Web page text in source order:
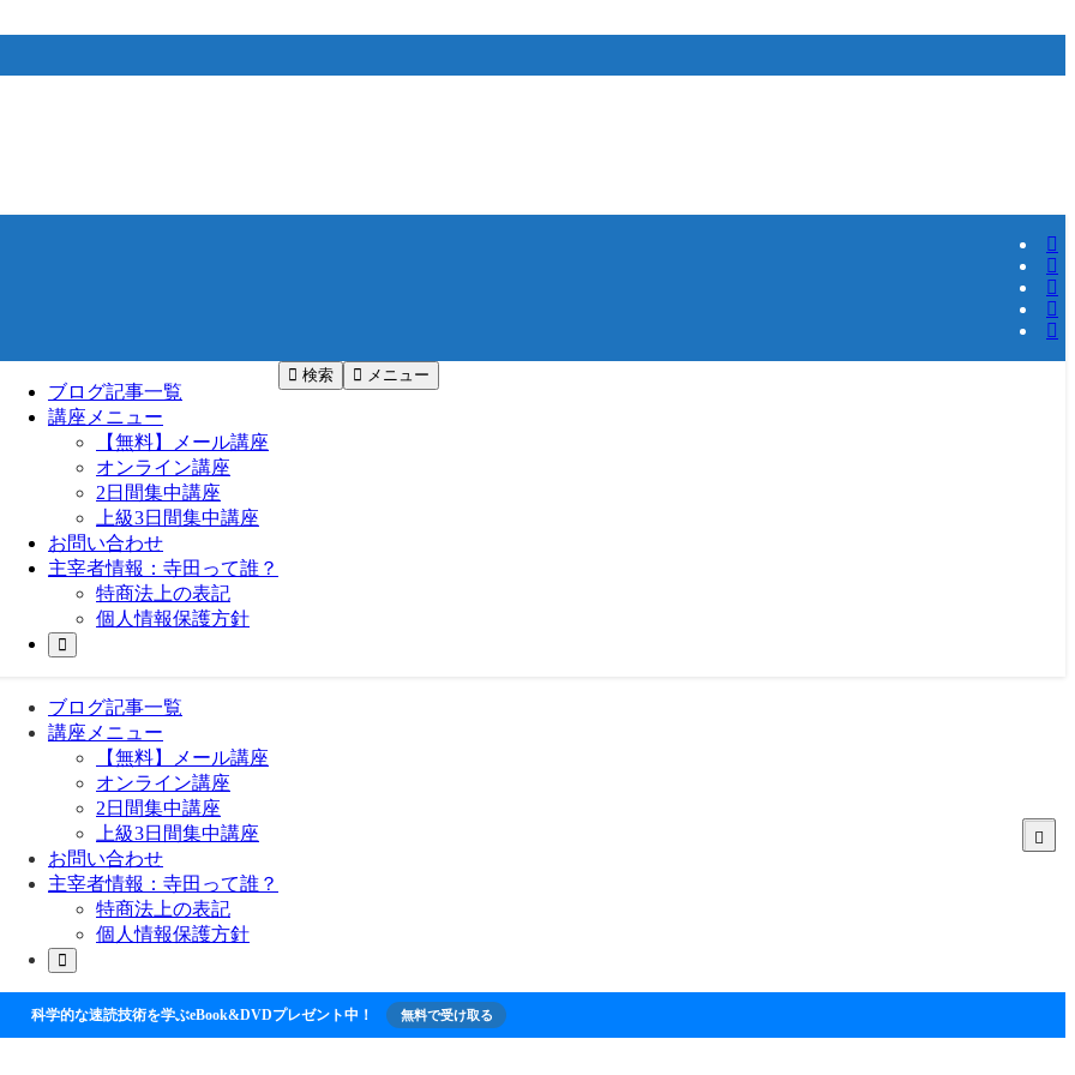
ブログ記事一覧
講座メニュー
【無料】メール講座
オンライン講座
2日間集中講座
上級3日間集中講座
お問い合わせ
主宰者情報：寺田って誰？
特商法上の表記
個人情報保護方針
検索 メニュー
ブログ記事一覧
講座メニュー
【無料】メール講座
オンライン講座
2日間集中講座
上級3日間集中講座
お問い合わせ
主宰者情報：寺田って誰？
特商法上の表記
個人情報保護方針
科学的な速読技術を学ぶeBook&DVDプレゼント中！ 無料で受け取る